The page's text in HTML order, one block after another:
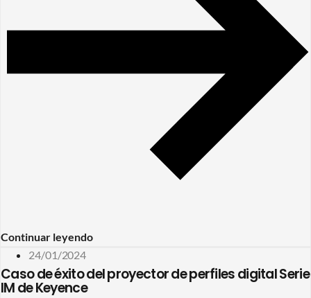
Continuar leyendo
24/01/2024
Caso de éxito del proyector de perfiles digital Serie
IM de Keyence